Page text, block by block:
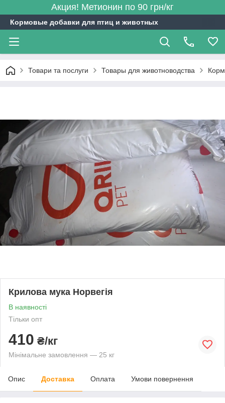
Акция! Метионин по 90 грн/кг
Кормовые добавки для птиц и животных
Товари та послуги Товары для животноводства
Крилова мука Норвегія
В наявності
Тільки опт
410 ₴/кг
Мінімальне замовлення — 25 кг
Опис Доставка Оплата Умови повернення